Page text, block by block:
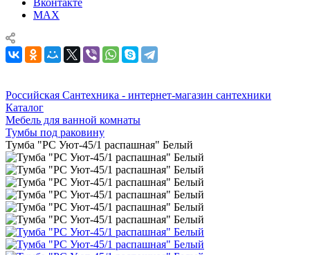
Вконтакте
MAX
Российская Сантехника - интернет-магазин сантехники
Каталог
Мебель для ванной комнаты
Тумбы под раковину
Тумба "РС Уют-45/1 распашная" Белый